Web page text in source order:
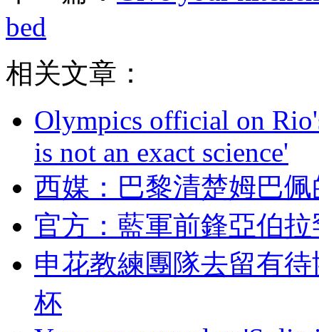
bed
相关文章：
Olympics official on
is not an exact science'
西媒 ：巴黎清楚姆
官方 ：藍軍前鋒亞
申花教練團隊去留有
杯